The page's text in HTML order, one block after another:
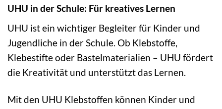
UHU in der Schule: Für kreatives Lernen
UHU ist ein wichtiger Begleiter für Kinder und
Jugendliche in der Schule. Ob Klebstoffe,
Klebestifte oder Bastelmaterialien – UHU fördert
die Kreativität und unterstützt das Lernen.
Mit den UHU Klebstoffen können Kinder und